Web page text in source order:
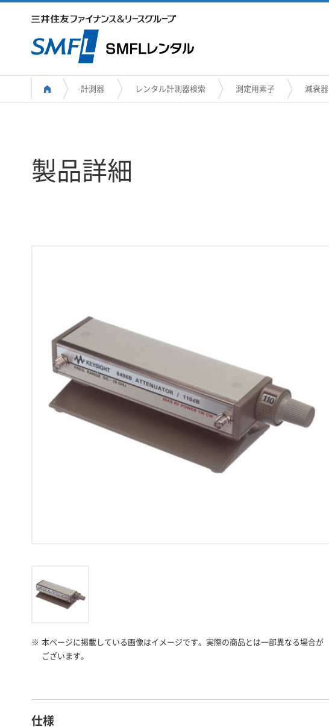
計測器 レンタル計測器検索 測定用素子 減衰器
製品詳細
※ 本ページに掲載している画像はイメージです。実際の商品とは一部異なる場合が
ございます。
仕様